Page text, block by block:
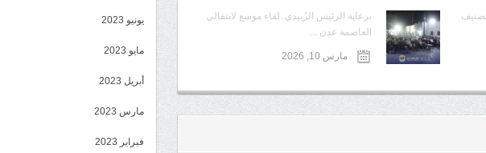
برعاية الرئيس الزُبيدي..لقاء موسع لانتقالي
العاصمة عدن ...
مارس 10, 2026
يونيو 2023
مايو 2023
أبريل 2023
مارس 2023
فبراير 2023